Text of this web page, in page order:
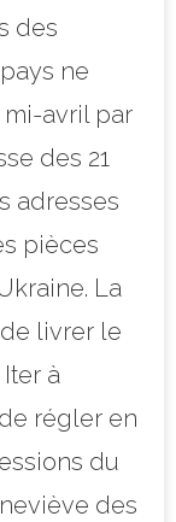
des
ne
avril par
des 21
adresses
pièces
La
livrer le
à
régler en
du
des